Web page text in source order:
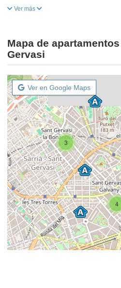
Ver más
Mapa de
Gervasi
Ver en Google Maps
3
4